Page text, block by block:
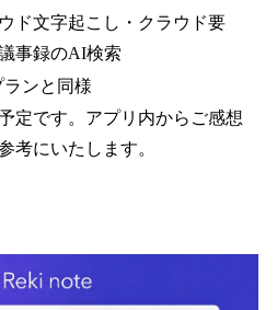
ド文字起こし・クラウド要
事録のAI検索
ランと同様
定です。アプリ内からご感想
考にいたします。